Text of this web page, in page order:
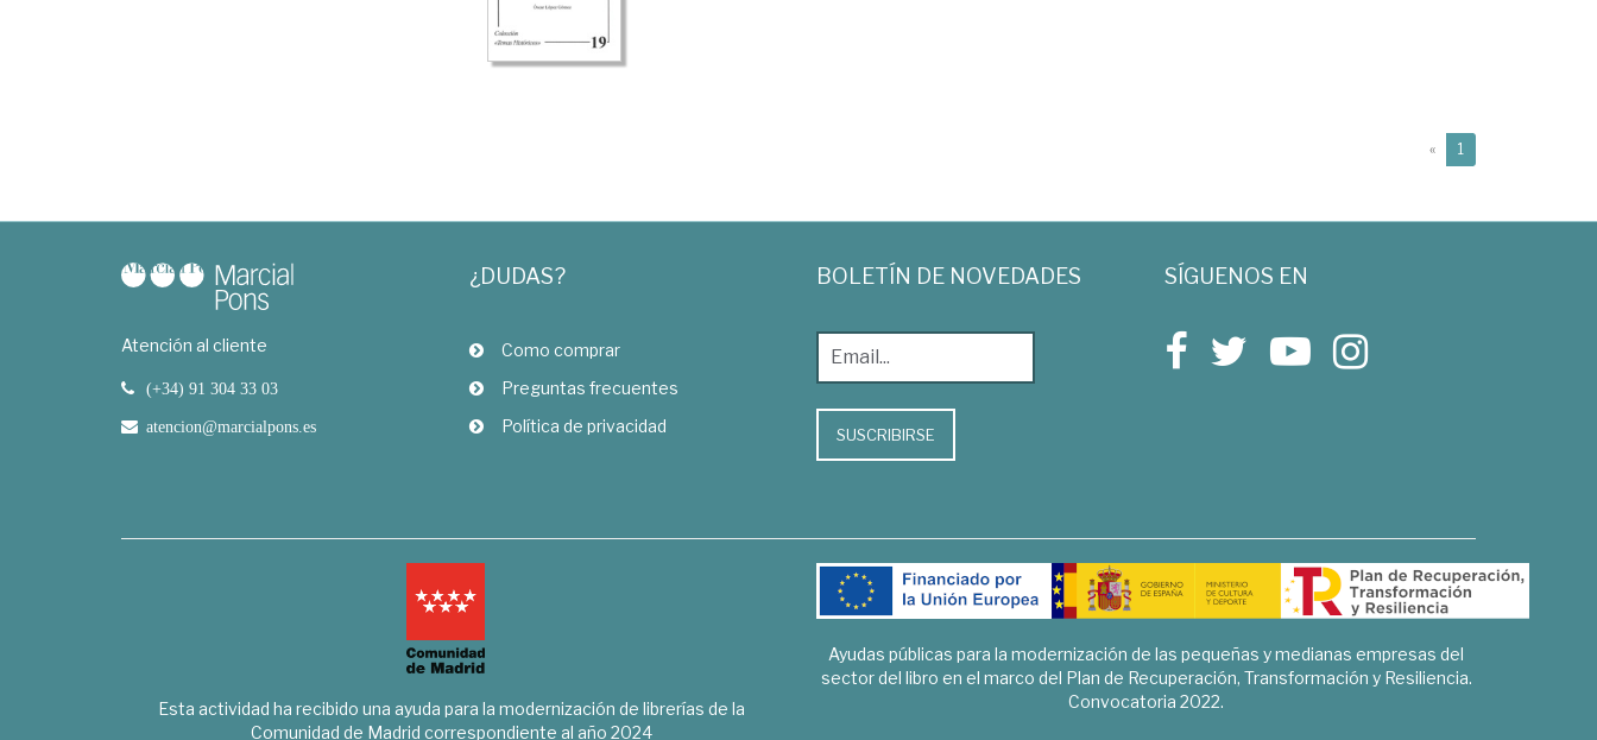
« 1
Atención al cliente
(+34) 91 304 33 03
atencion@marcialpons.es
¿DUDAS?
Como comprar
Preguntas frecuentes
Política de privacidad
BOLETÍN DE NOVEDADES
SUSCRIBIRSE
SÍGUENOS EN
Esta actividad ha recibido una ayuda para la modernización de librerías de la
Comunidad de Madrid correspondiente al año 2024
Ayudas públicas para la modernización de las pequeñas y medianas empresas del
sector del libro en el marco del Plan de Recuperación, Transformación y Resiliencia.
Convocatoria 2022.